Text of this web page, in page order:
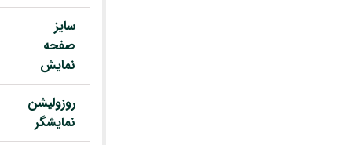
سایز
صفحه
نمایش
روزولیشن
نمایشگر